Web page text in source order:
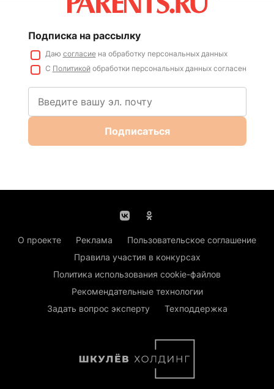
Подписка на рассылку
Даю согласиена обработку персональных данных
С Политикойобработки персональных данных согласен
Подписаться
О проекте Реклама
Пользовательское соглашение
Правила участия в конкурсах
Политика использования cookie-файлов
Рекомендательные технологии
Задать вопрос эксперту
Техподдержка